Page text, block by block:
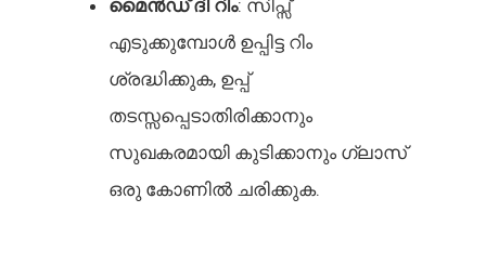
മൈൻഡ് ദി റിം: സിപ്സ്
എടുക്കുമ്പോൾ ഉപ്പിട്ട റിം
ശ്രദ്ധിക്കുക, ഉപ്പ്
തടസ്സപ്പെടാതിരിക്കാനും
സുഖകരമായി കുടിക്കാനും ഗ്ലാസ്
ഒരു കോണിൽ ചരിക്കുക.